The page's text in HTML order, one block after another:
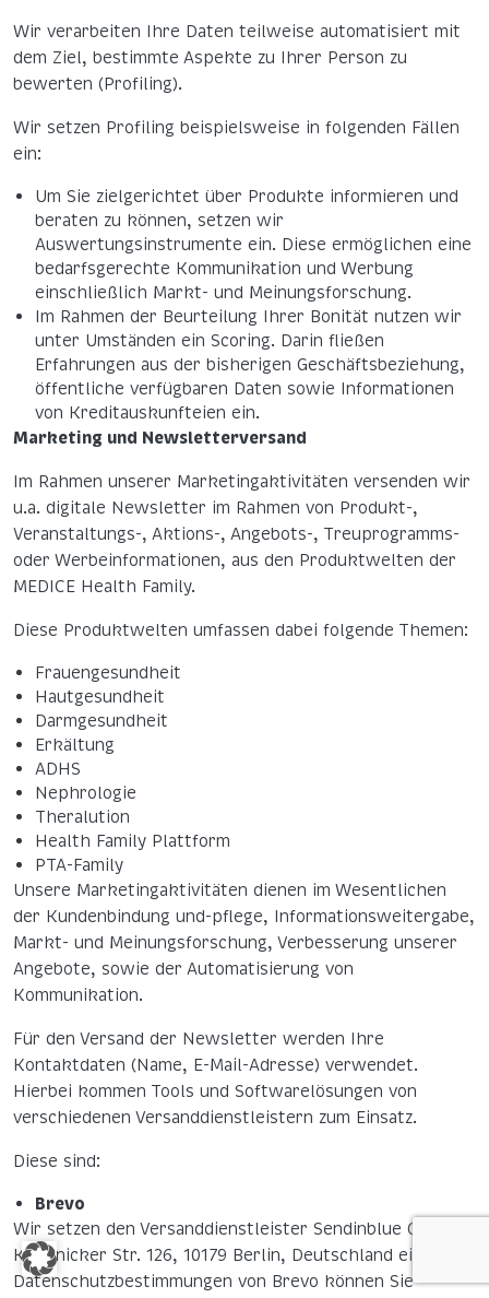
Wir verarbeiten Ihre Daten teilweise automatisiert mit
dem Ziel, bestimmte Aspekte zu Ihrer Person zu
bewerten (Profiling).
Wir setzen Profiling beispielsweise in folgenden Fällen
ein:
Um Sie zielgerichtet über Produkte informieren und
beraten zu können, setzen wir
Auswertungsinstrumente ein. Diese ermöglichen eine
bedarfsgerechte Kommunikation und Werbung
einschließlich Markt- und Meinungsforschung.
Im Rahmen der Beurteilung Ihrer Bonität nutzen wir
unter Umständen ein Scoring. Darin fließen
Erfahrungen aus der bisherigen Geschäftsbeziehung,
öffentliche verfügbaren Daten sowie Informationen
von Kreditauskunfteien ein.
Marketing und Newsletterversand
Im Rahmen unserer Marketingaktivitäten versenden wir
u.a. digitale Newsletter im Rahmen von Produkt-,
Veranstaltungs-, Aktions-, Angebots-, Treuprogramms-
oder Werbeinformationen, aus den Produktwelten der
MEDICE Health Family.
Diese Produktwelten umfassen dabei folgende Themen:
Frauengesundheit
Hautgesundheit
Darmgesundheit
Erkältung
ADHS
Nephrologie
Theralution
Health Family Plattform
PTA-Family
Unsere Marketingaktivitäten dienen im Wesentlichen
der Kundenbindung und-pflege, Informationsweitergabe,
Markt- und Meinungsforschung, Verbesserung unserer
Angebote, sowie der Automatisierung von
Kommunikation.
Für den Versand der Newsletter werden Ihre
Kontaktdaten (Name, E-Mail-Adresse) verwendet.
Hierbei kommen Tools und Softwarelösungen von
verschiedenen Versanddienstleistern zum Einsatz.
Diese sind:
Brevo
Wir setzen den Versanddienstleister Sendinblue GmbH,
Köpenicker Str. 126, 10179 Berlin, Deutschland ein. Die
Datenschutzbestimmungen von Brevo können Sie